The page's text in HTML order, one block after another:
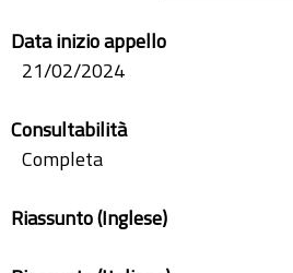
Steady-state performance
Data inizio appello
21/02/2024
Consultabilità
Completa
Riassunto (Inglese)